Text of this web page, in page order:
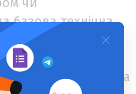
базова технічна
електрики,
так і
приходить на